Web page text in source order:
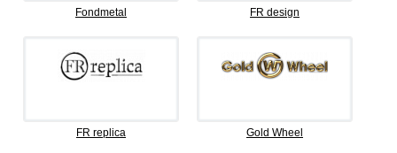
Fondmetal FR design
FR replica Gold Wheel